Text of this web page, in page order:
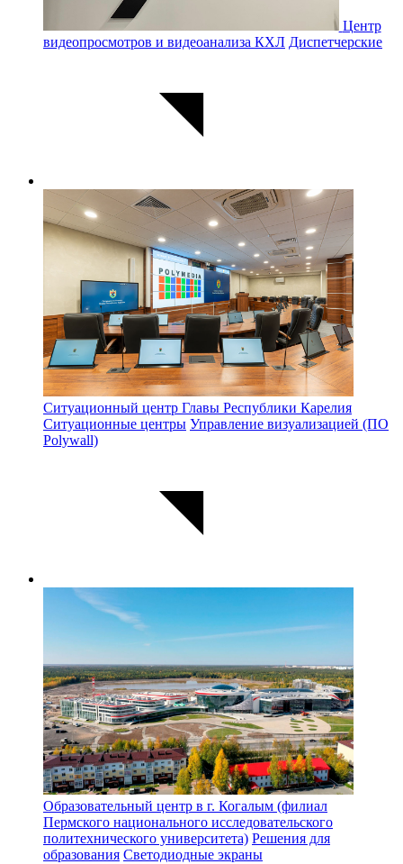
Центр
видеопросмотров и видеоанализа КХЛ Диспетчерские
Ситуационный центр Главы Республики Карелия
Ситуационные центры Управление визуализацией (ПО
Polywall)
Образовательный центр в г. Когалым (филиал
Пермского национального исследовательского
политехнического университета) Решения для
образования Светодиодные экраны